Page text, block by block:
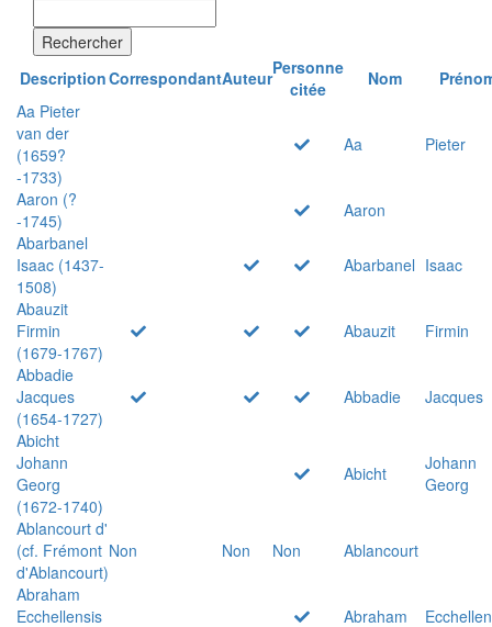
Rechercher
DescriptionCorrespondantAuteurPersonne
citée
Nom
Aa Pieter
van der
(1659?
-1733)
Aa Pieter
Aaron (?
-1745)
Aaron
Abarbanel
Isaac (1437-
1508)
Abarbanel Isaac
Abauzit
Firmin
(1679-1767)
Abauzit
Firmin
Abbadie
Jacques
(1654-1727)
Abbadie
Jacques
Abicht
Johann
Georg
(1672-1740)
Abicht
Johann
Georg
Ablancourt d'
(cf. Frémont
d'Ablancourt)
Non Non Non
Ablancourt
Abraham
Ecchellensis
Abraham